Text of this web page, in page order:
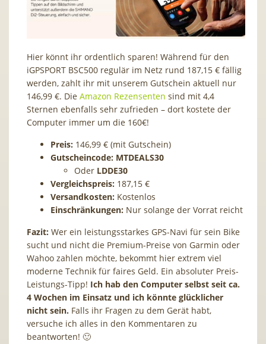
Hier könnt ihr ordentlich sparen! Während für den
iGPSPORT BSC500 regulär im Netz rund 187,15 € fällig
werden, zahlt ihr mit unserem Gutschein aktuell nur
146,99 €. Die Amazon Rezensenten sind mit 4,4
Sternen ebenfalls sehr zufrieden – dort kostete der
Computer immer um die 160€!
Preis: 146,99 € (mit Gutschein)
Gutscheincode: MTDEALS30
Oder LDDE30
Vergleichspreis: 187,15 €
Versandkosten: Kostenlos
Einschränkungen: Nur solange der Vorrat reicht
Fazit: Wer ein leistungsstarkes GPS-Navi für sein Bike
sucht und nicht die Premium-Preise von Garmin oder
Wahoo zahlen möchte, bekommt hier extrem viel
moderne Technik für faires Geld. Ein absoluter Preis-
Leistungs-Tipp! Ich hab den Computer selbst seit ca.
4 Wochen im Einsatz und ich könnte glücklicher
nicht sein. Falls ihr Fragen zu dem Gerät habt,
versuche ich alles in den Kommentaren zu
beantworten! 🙂